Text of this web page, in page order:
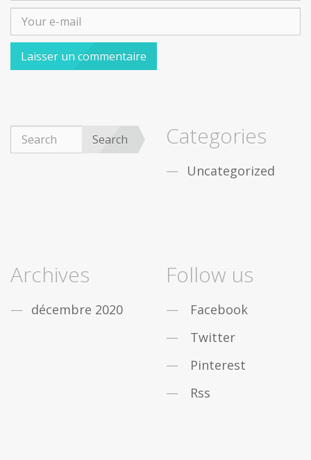
Search Categories
Uncategorized
Archives
décembre 2020
Follow us
Facebook
Twitter
Pinterest
Rss